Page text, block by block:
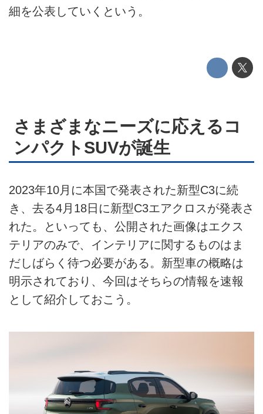
テクノロジー
プライバシーポリシー
ライター名簿
お問い合せ
広告掲載について
細を公表していくという。
さまざまなニーズに応えるコ
ンパクトSUVが誕生
2023年10月に本国で発表された新型C3に続
き、去る4月18日に新型C3エアクロスが発表さ
れた。といっても、公開された画像はエクス
テリアのみで、インテリアに関するものはま
だしばらく待つ必要がある。新型車の概略は
明示されており、今回はそちらの情報を速報
として紹介しておこう。